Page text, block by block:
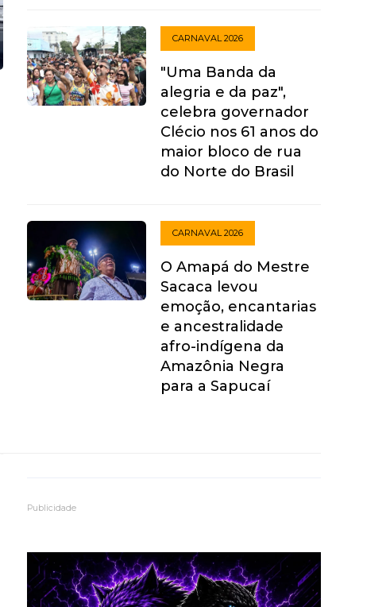
CARNAVAL 2026
"Uma Banda da
alegria e da paz",
celebra governador
Clécio nos 61 anos do
maior bloco de rua
do Norte do Brasil
CARNAVAL 2026
O Amapá do Mestre
Sacaca levou
emoção, encantarias
e ancestralidade
afro-indígena da
Amazônia Negra
para a Sapucaí
Publicidade